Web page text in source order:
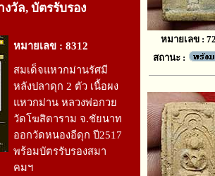
งวัล, บัตรรับรอง
หมายเลข : 8312
สมเด็จแหวกม่านรัศมี
หลังปลาดุก 2 ตัว เนื้อผง
แหวกม่าน หลวงพ่อกวย
วัดโฆสิตาราม จ.ชัยนาท
ออกวัดหนองอีดุก ปี2517
พร้อมบัตรรับรองสมา
คมฯ
หมายเลข :
สถานะ :